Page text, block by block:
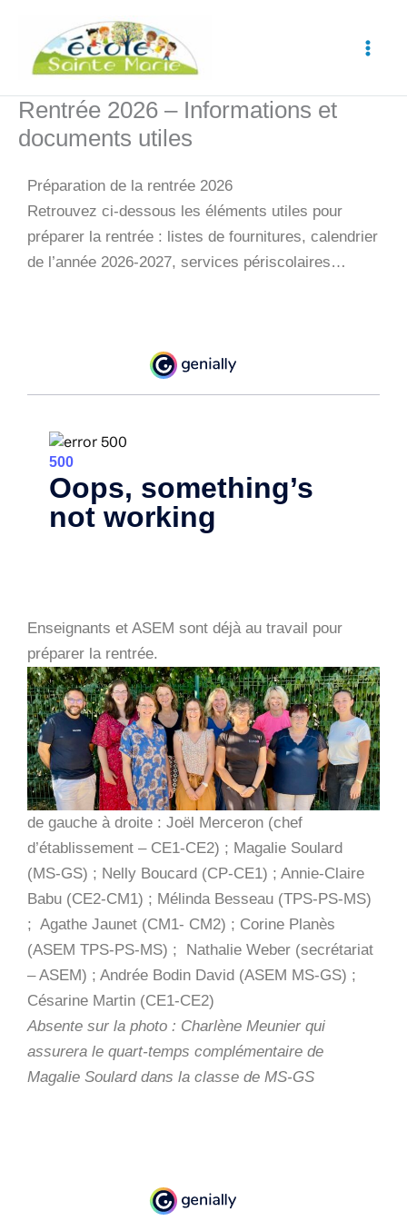
contenu
Rentrée 2026 – Informations et
documents utiles
Préparation de la rentrée 2026
Retrouvez ci-dessous les éléments utiles pour
préparer la rentrée : listes de fournitures, calendrier
de l’année 2026-2027, services périscolaires…
Enseignants et ASEM sont déjà au travail pour
préparer la rentrée.
de gauche à droite : Joël Merceron (chef
d’établissement – CE1-CE2) ; Magalie Soulard
(MS-GS) ; Nelly Boucard (CP-CE1) ; Annie-Claire
Babu (CE2-CM1) ; Mélinda Besseau (TPS-PS-MS)
; Agathe Jaunet (CM1- CM2) ; Corine Planès
(ASEM TPS-PS-MS) ; Nathalie Weber (secrétariat
– ASEM) ; Andrée Bodin David (ASEM MS-GS) ;
Césarine Martin (CE1-CE2)
Absente sur la photo : Charlène Meunier qui
assurera le quart-temps complémentaire de
Magalie Soulard dans la classe de MS-GS